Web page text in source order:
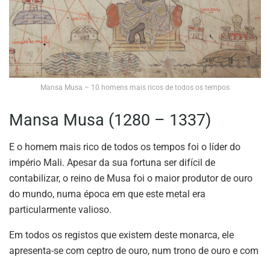
Mansa Musa – 10 homens mais ricos de todos os tempos
Mansa Musa (1280 – 1337)
E o homem mais rico de todos os tempos foi o líder do
império Mali. Apesar da sua fortuna ser difícil de
contabilizar, o reino de Musa foi o maior produtor de ouro
do mundo, numa época em que este metal era
particularmente valioso.
Em todos os registos que existem deste monarca, ele
apresenta-se com ceptro de ouro, num trono de ouro e com